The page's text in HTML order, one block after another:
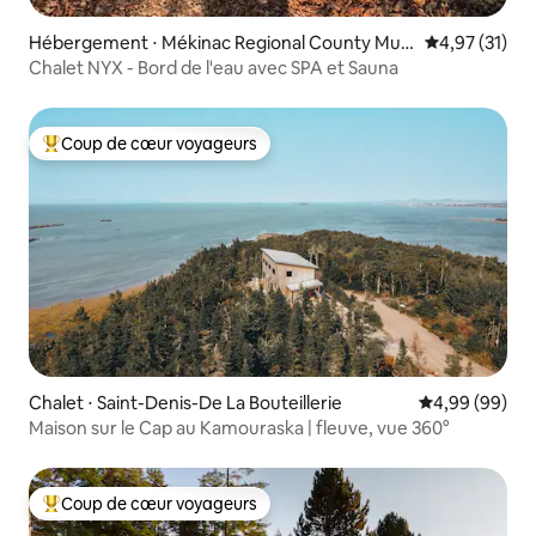
Hébergement ⋅ Mékinac Regional County Muni
cipality
Évaluation
4,97 (31)
Chalet NYX - Bord de l'eau avec SPA et Sauna
Coups de cœur voyageurs les plus appréciés
Coup de cœur voyageurs
Chalet ⋅ Saint-Denis-De La Bouteillerie Évaluation
4,99 (99)
Maison sur le Cap au Kamouraska | fleuve, vue 360°
Coups de cœur voyageurs les plus appréciés
Coup de cœur voyageurs